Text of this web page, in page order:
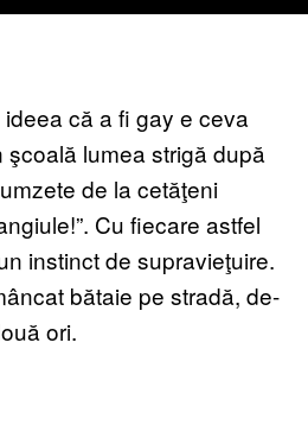
că a fi gay e ceva
lumea strigă după
de la cetăţeni
Cu fiecare astfel
instinct de supravieţuire.
bătaie pe stradă, de-
ori.